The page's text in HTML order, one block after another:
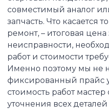
совместимый аналог
запчасть. Что касается
ремонт, – итоговая
неисправности,
работ и стоимости
Именно поэтому мы не
фиксированный прайс
стоимость работ
уточнения всех